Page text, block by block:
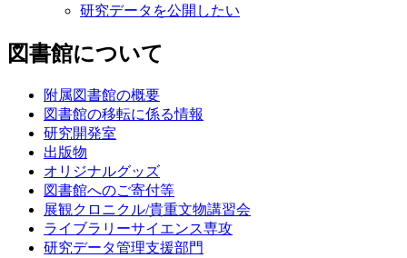
研究データを公開したい
図書館について
附属図書館の概要
図書館の移転に係る情報
研究開発室
出版物
オリジナルグッズ
図書館へのご寄付等
展観クロニクル/貴重文物講習会
ライブラリーサイエンス専攻
研究データ管理支援部門